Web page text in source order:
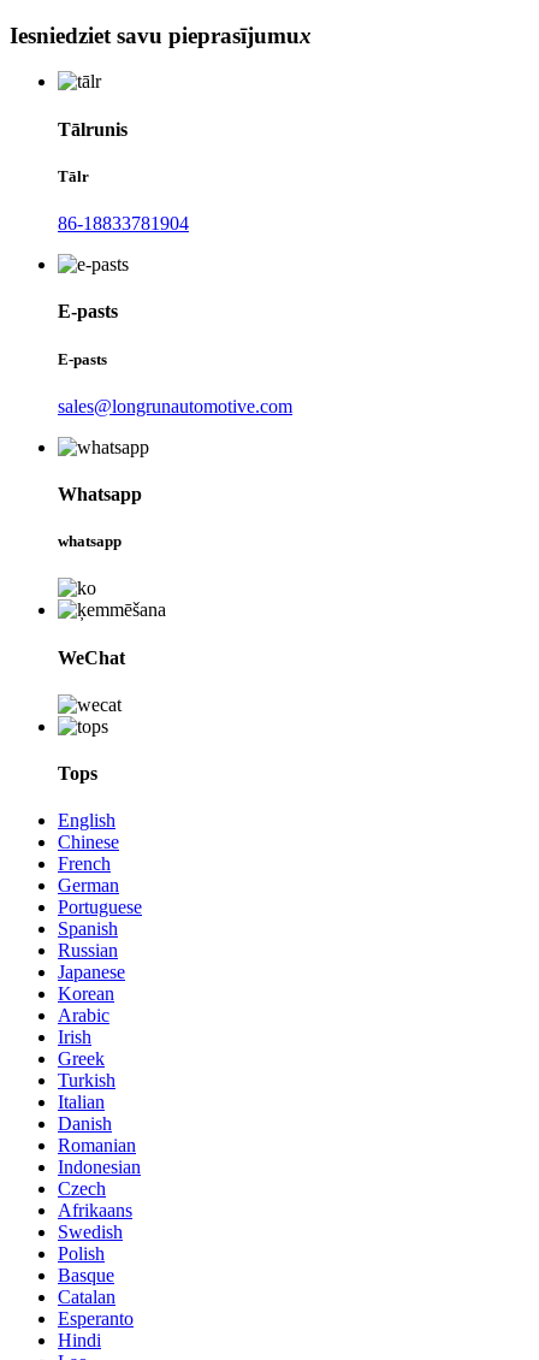
Iesniedziet savu pieprasījumux
Tālrunis
Tālr
86-18833781904
E-pasts
E-pasts
sales@longrunautomotive.com
Whatsapp
whatsapp
WeChat
Tops
English
Chinese
French
German
Portuguese
Spanish
Russian
Japanese
Korean
Arabic
Irish
Greek
Turkish
Italian
Danish
Romanian
Indonesian
Czech
Afrikaans
Swedish
Polish
Basque
Catalan
Esperanto
Hindi